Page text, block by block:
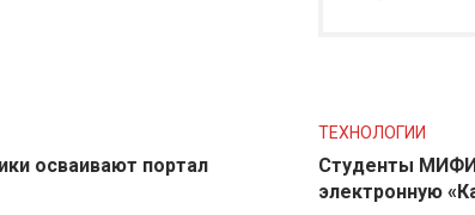
осваивают портал
ТЕХНОЛОГИИ
Студенты
электронную